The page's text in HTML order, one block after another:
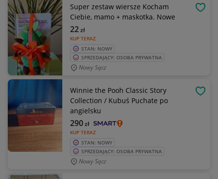
Super zestaw wiersze Kocham
Ciebie, mamo + maskotka. Nowe
KUP TERAZ
22zł
STAN: NOWY
SPRZEDAJĄCY: OSOBA PRYWATNA
Nowy Sącz
Winnie the Pooh Classic Story
Collection / Kubuś Puchate po
angielsku
KUP TERAZ
290zł
STAN: NOWY
SPRZEDAJĄCY: OSOBA PRYWATNA
Nowy Sącz